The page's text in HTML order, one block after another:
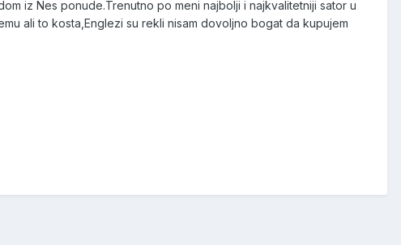
iz Nes ponude.Trenutno po meni najbolji i najkvalitetniji sator u
ali to kosta,Englezi su rekli nisam dovoljno bogat da kupujem